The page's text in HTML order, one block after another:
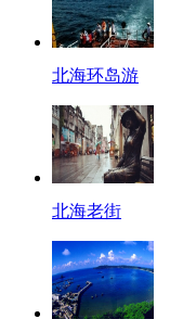
北海环岛游
北海老街